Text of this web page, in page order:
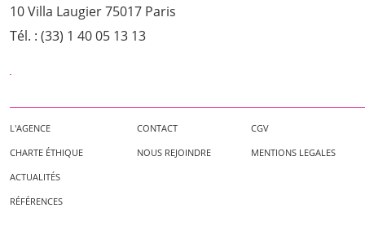
10 Villa Laugier 75017 Paris
Tél. : (33) 1 40 05 13 13
L'AGENCE
CHARTE ÉTHIQUE
ACTUALITÉS
RÉFÉRENCES
CONTACT
NOUS REJOINDRE
CGV
MENTIONS LEGALES